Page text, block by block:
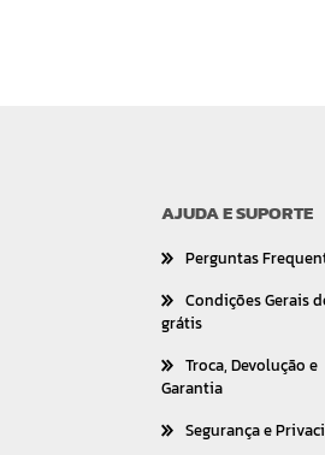
AJUDA E SUPORTE
Perguntas
Condições Gerais
grátis
Troca, Devolução e
Garantia
Segurança e